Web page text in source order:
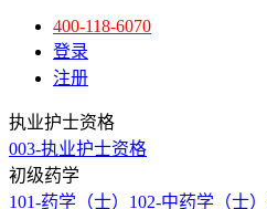
400-118-6070
登录
注册
执业护士资格
003-执业护士资格
初级药学
101-药学（士） 102-中药学（士）